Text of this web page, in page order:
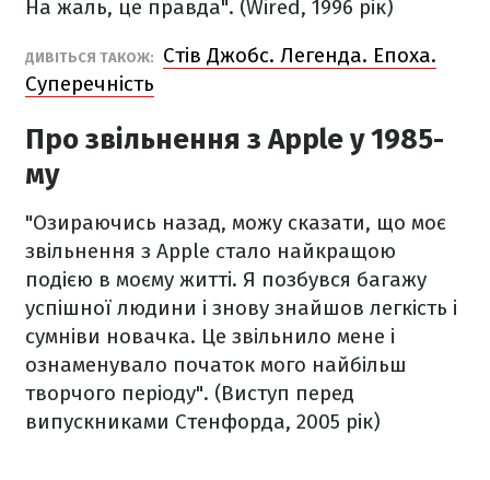
На жаль, це правда". (Wired, 1996 рік)
ДИВІТЬСЯ ТАКОЖ:
Стів Джобс. Легенда. Епоха.
Суперечність
Про звільнення з Apple у 1985-
му
"Озираючись назад, можу сказати, що моє
звільнення з Apple стало найкращою
подією в моєму житті. Я позбувся багажу
успішної людини і знову знайшов легкість і
сумніви новачка. Це звільнило мене і
ознаменувало початок мого найбільш
творчого періоду". (Виступ перед
випускниками Стенфорда, 2005 рік)